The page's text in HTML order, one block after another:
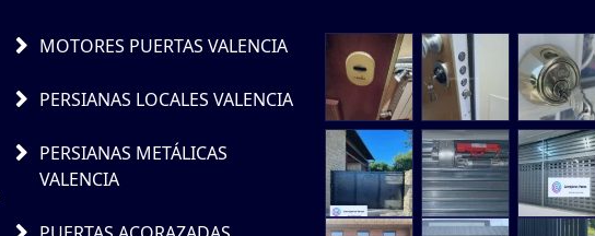
MOTORES PUERTAS VALENCIA
PERSIANAS LOCALES VALENCIA
PERSIANAS METÁLICAS
VALENCIA